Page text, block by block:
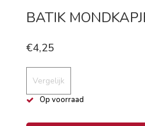
BATIK
€4,25
Vergelijk
Op voorraad